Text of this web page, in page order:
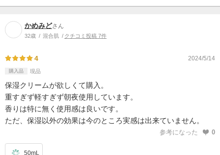
かめみどさん
32歳 混合肌 クチコミ投稿 7件
4 2024/5/14
購入品 現品
保湿クリームが欲しくて購入。
重すぎず軽すぎず朝夜使用しています。
香りは特に無く使用感は良いです。
ただ、保湿以外の効果は今のところ実感は出来ていません。
参考になった 0
50mL